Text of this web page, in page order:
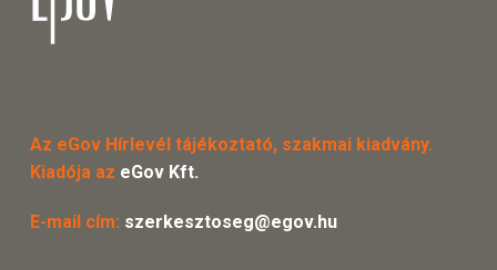
Az eGov Hírlevél tájékoztató, szakmai kiadvány.
Kiadója az eGov Kft.
E-mail cím: szerkesztoseg@egov.hu